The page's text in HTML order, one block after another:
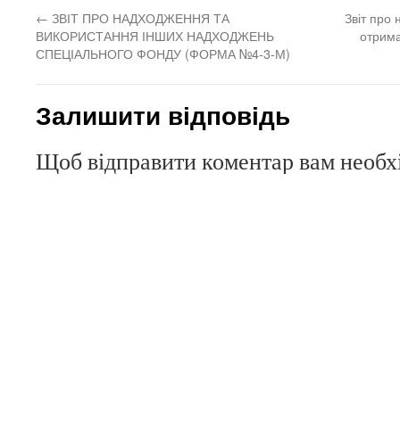
← ЗВІТ ПРО НАДХОДЖЕННЯ ТА
ВИКОРИСТАННЯ ІНШИХ НАДХОДЖЕНЬ
СПЕЦІАЛЬНОГО ФОНДУ (ФОРМА №4-3-М)
Звіт про
Залишити відповідь
Щоб відправити коментар вам